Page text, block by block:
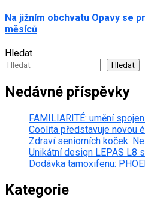
Na jižním obchvatu Opavy se
měsíců
Hledat
Hledat
Nedávné příspěvky
FAMILIARITÉ: umění
Coolita představuje novou
Zdraví seniorních koček:
Unikátní design LEPAS L8
Dodávka tamoxifenu:
Kategorie